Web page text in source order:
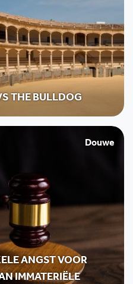
THE BULLDOG
Douwe
ANGST VOOR
IMMATERIËLE